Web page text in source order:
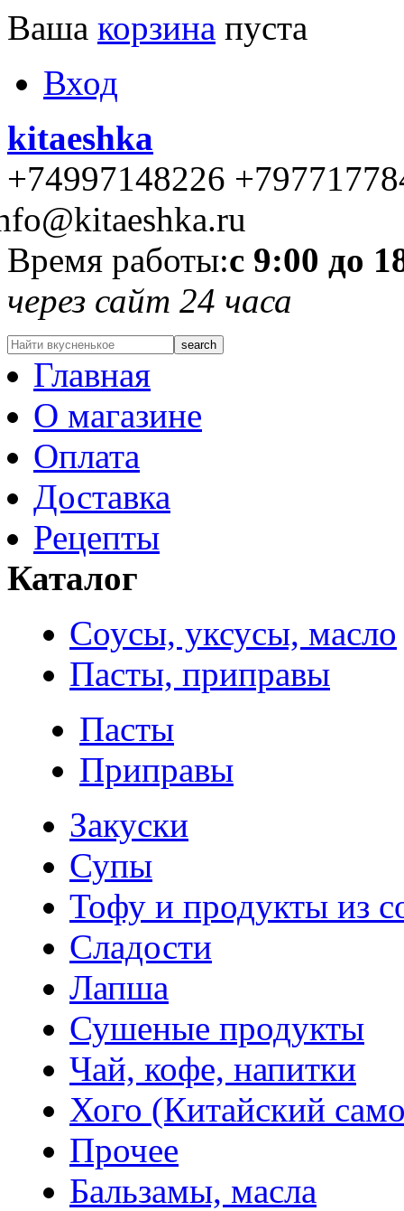
Ваша корзина пуста
Вход
kitaeshka
+74997148226
Время работы:с 9:00 до
через сайт 24 часа
Главная
О магазине
Оплата
Доставка
Рецепты
Каталог
Соусы, уксусы, масло
Пасты, приправы
Пасты
Приправы
Закуски
Супы
Тофу и продукты из
Сладости
Лапша
Сушеные продукты
Чай, кофе, напитки
Хого (Китайский
Прочее
Бальзамы, масла